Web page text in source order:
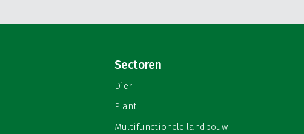
Sectoren
Dier
Plant
Multifunctionele landbouw